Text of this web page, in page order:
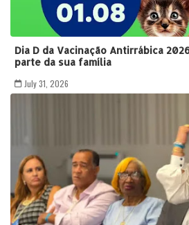
Dia D da Vacinação Antirrábica
parte da sua família
July 31, 2026